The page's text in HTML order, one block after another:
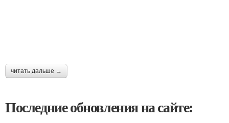
читать дальше →
Последние обновления на сайте: